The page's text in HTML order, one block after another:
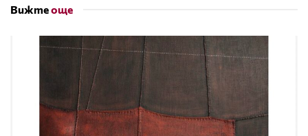
Вижтеоще